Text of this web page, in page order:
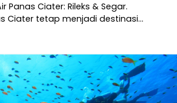
Panas Ciater: Rileks & Segar.
Ciater tetap menjadi destinasi…